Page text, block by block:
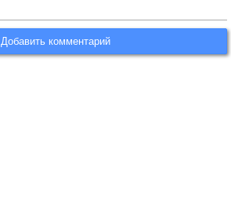
Добавить комментарий